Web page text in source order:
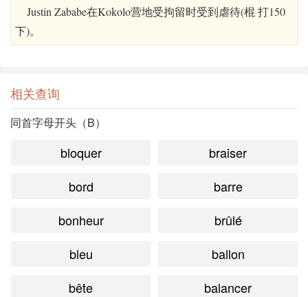
相关查询
同首字母开头（B）
bloquer
braiser
bord
barre
bonheur
brûlé
bleu
ballon
bête
balancer
Justin Zababe在Kokolo营地受拘留时受到虐待(棍 打150
下)。